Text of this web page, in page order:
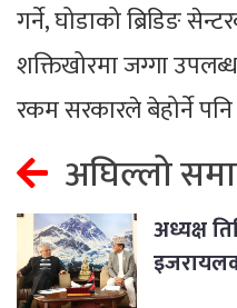
गर्ने, घोडाको ब्रिडिङ
शक्तिखोरमा जग्गा
रकम सरकारले बेहोर्ने
अघिल्लो
अध्यक्ष